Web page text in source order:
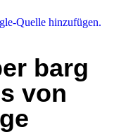
Quelle hinzufügen.
barg
von